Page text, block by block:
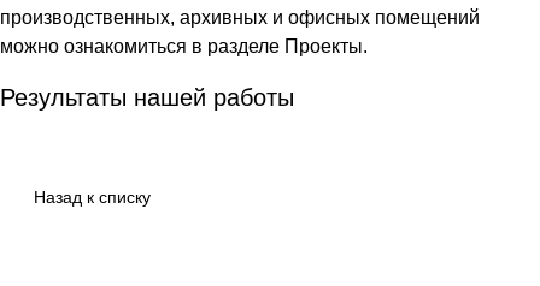
производственных, архивных и офисных помещений
можно ознакомиться в разделе Проекты.
Результаты нашей работы
Назад к списку